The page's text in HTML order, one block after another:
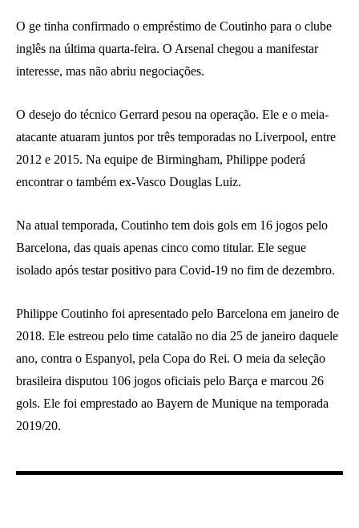
O ge tinha confirmado o empréstimo de Coutinho para o clube
inglês na última quarta-feira. O Arsenal chegou a manifestar
interesse, mas não abriu negociações.
O desejo do técnico Gerrard pesou na operação. Ele e o meia-
atacante atuaram juntos por três temporadas no Liverpool, entre
2012 e 2015. Na equipe de Birmingham, Philippe poderá
encontrar o também ex-Vasco Douglas Luiz.
Na atual temporada, Coutinho tem dois gols em 16 jogos pelo
Barcelona, das quais apenas cinco como titular. Ele segue
isolado após testar positivo para Covid-19 no fim de dezembro.
Philippe Coutinho foi apresentado pelo Barcelona em janeiro de
2018. Ele estreou pelo time catalão no dia 25 de janeiro daquele
ano, contra o Espanyol, pela Copa do Rei. O meia da seleção
brasileira disputou 106 jogos oficiais pelo Barça e marcou 26
gols. Ele foi emprestado ao Bayern de Munique na temporada
2019/20.